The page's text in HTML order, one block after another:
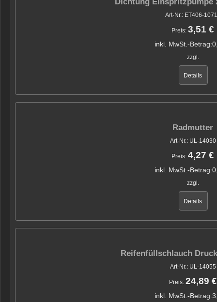
Art-Nr.: ET406-
Preis:3,51 €
inkl. MwSt.-Betrag:
zzgl.
Details
Radmutter
Art-Nr.: UL-14030
Preis:4,27 €
inkl. MwSt.-Betrag:
zzgl.
Details
Reifenfüllschlauch
Art-Nr.: UL-14055
Preis: 24,89 €
inkl. MwSt.-Betrag: